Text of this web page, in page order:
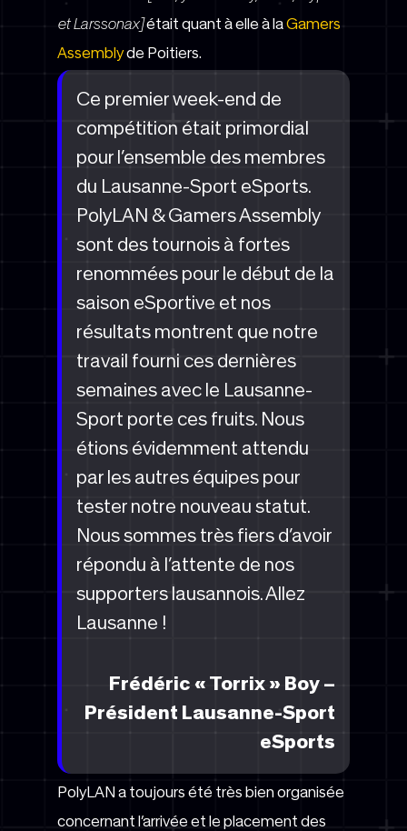
et Larssonax]était quant à elle à laGamers
Assemblyde Poitiers.
Ce premier week-end de
compétition était primordial
pour l’ensemble des membres
du Lausanne-Sport eSports.
PolyLAN & Gamers Assembly
sont des tournois à fortes
renommées pour le début de la
saison eSportive et nos
résultats montrent que notre
travail fourni ces dernières
semaines avec le Lausanne-
Sport porte ces fruits. Nous
étions évidemment attendu
par les autres équipes pour
tester notre nouveau statut.
Nous sommes très fiers d’avoir
répondu à l’attente de nos
supporters lausannois. Allez
Lausanne !
Frédéric « Torrix » Boy –
Président Lausanne-Sport
eSports
PolyLAN a toujours été très bien organisée
concernant l’arrivée et le placement des